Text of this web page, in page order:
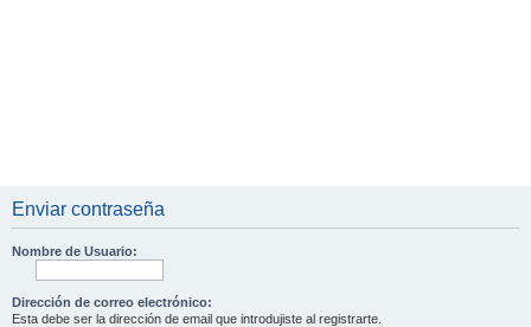
Enviar contraseña
Nombre de Usuario:
Dirección de correo electrónico:
Esta debe ser la dirección de email que introdujiste al registrarte.